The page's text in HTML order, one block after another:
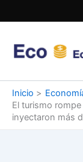
al
Inicio
El turismo
inyectaron más